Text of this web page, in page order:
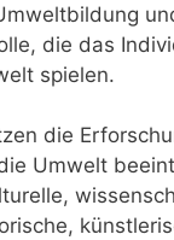
die das
spielen.
die
Umwelt